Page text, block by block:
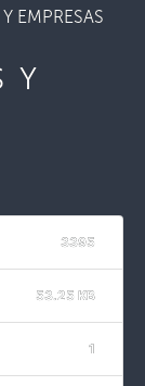
EMPRESAS
Y
3395
53.25 KB
1